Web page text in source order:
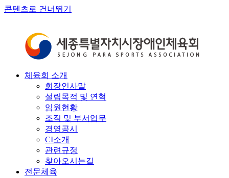
콘텐츠로 건너뛰기
체육회 소개
회장인사말
설립목적 및 연혁
임원현황
조직 및 부서업무
경영공시
CI소개
관련규정
찾아오시는길
전문체육